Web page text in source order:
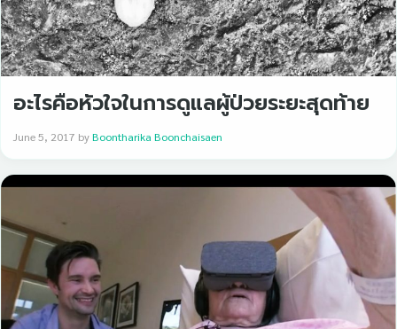
อะไรคือหัวใจในการดูแลผู้ป่วยระยะสุดท้าย
June 5, 2017 byBoontharika Boonchaisaen